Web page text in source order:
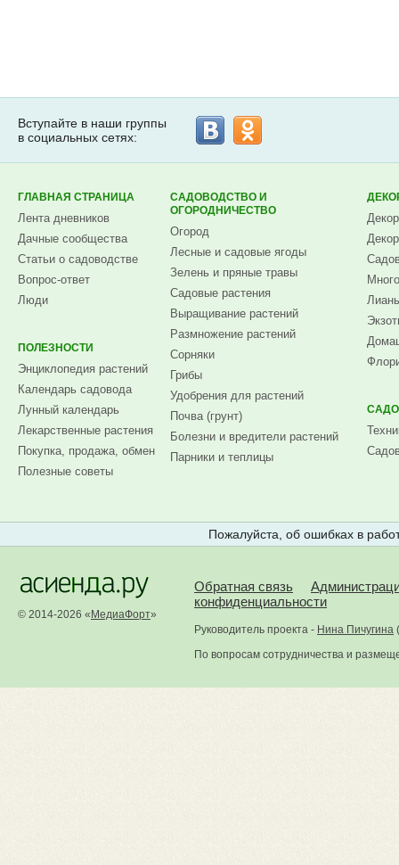
Вступайте в наши группы
в социальных сетях:
ГЛАВНАЯ СТРАНИЦА
Лента дневников
Дачные сообщества
Статьи о садоводстве
Вопрос-ответ
Люди
ПОЛЕЗНОСТИ
Энциклопедия растений
Календарь садовода
Лунный календарь
Лекарственные растения
Покупка, продажа, обмен
Полезные советы
САДОВОДСТВО И
ОГОРОДНИЧЕСТВО
Огород
Лесные и садовые ягоды
Зелень и пряные травы
Садовые растения
Выращивание растений
Размножение растений
Сорняки
Грибы
Удобрения для растений
Почва (грунт)
Болезни и вредители растений
Парники и теплицы
Пожалуйста, об ошибках в
© 2014-2026 « МедиаФорт»
Обратная связь
конфиденциальности
Руководитель проекта - Нина Пичугина (
По вопросам сотрудничества и